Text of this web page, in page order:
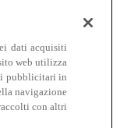
Carne
dati acquisiti
web utilizza
pubblicitari in
navigazione
con altri